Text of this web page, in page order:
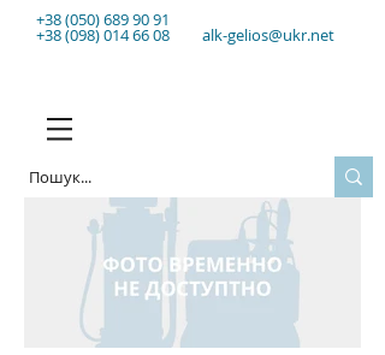
+38(050) 689 90 91
+38 (098) 014 66 08 alk-gelios@ukr.net